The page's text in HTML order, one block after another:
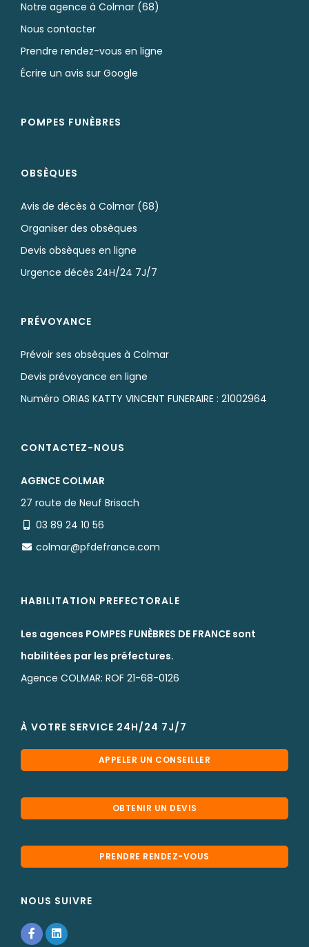
Notre agence à Colmar (68)
Nous contacter
Prendre rendez-vous en ligne
Écrire un avis sur Google
POMPES FUNÈBRES
OBSÈQUES
Avis de décès à Colmar (68)
Organiser des obsèques
Devis obsèques en ligne
Urgence décès 24H/24 7J/7
PRÉVOYANCE
Prévoir ses obsèques à Colmar
Devis prévoyance en ligne
Numéro ORIAS KATTY VINCENT FUNERAIRE : 21002964
CONTACTEZ-NOUS
AGENCE COLMAR
27 route de Neuf Brisach
03 89 24 10 56
colmar@pfdefrance.com
HABILITATION PREFECTORALE
Les agences POMPES FUNÈBRES DE FRANCE sont
habilitées par les préfectures.
Agence COLMAR: ROF 21-68-0126
À VOTRE SERVICE 24H/24 7J/7
APPELER UN CONSEILLER
OBTENIR UN DEVIS
PRENDRE RENDEZ-VOUS
NOUS SUIVRE